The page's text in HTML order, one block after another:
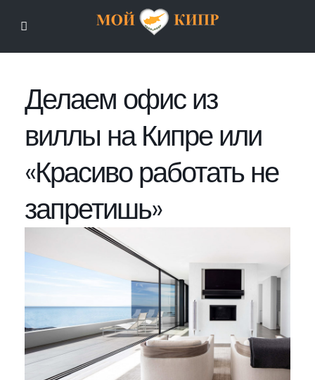
Делаем офис из
виллы на Кипре или
«Красиво работать не
запретишь»